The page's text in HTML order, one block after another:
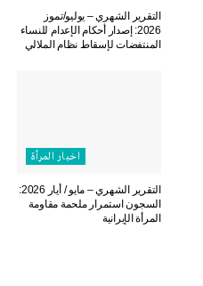
التقرير الشهري – يوليو/تموز
2026: إصدار أحكام الإعدام للنساء
المنتفضات لإسقاط نظام الملالي
اخبار المرأة
التقرير الشهري – مايو / أيار 2026:
السجون استمرار ملحمة مقاومة
المرأة الإيرانية